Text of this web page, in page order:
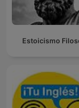
Estoicismo